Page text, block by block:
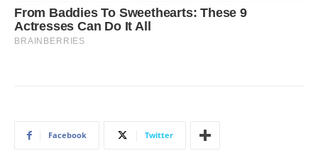
Facebook Twitter